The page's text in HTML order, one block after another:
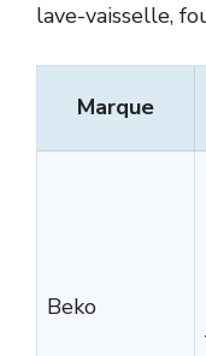
lave-vaisselle,
Marque
Beko